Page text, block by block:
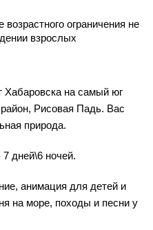
ограничения не
взрослых
Хабаровска на самый юг
Рисовая Падь. Вас
природа.
дней\6 ночей.
анимация для детей и
на море, походы и песни у